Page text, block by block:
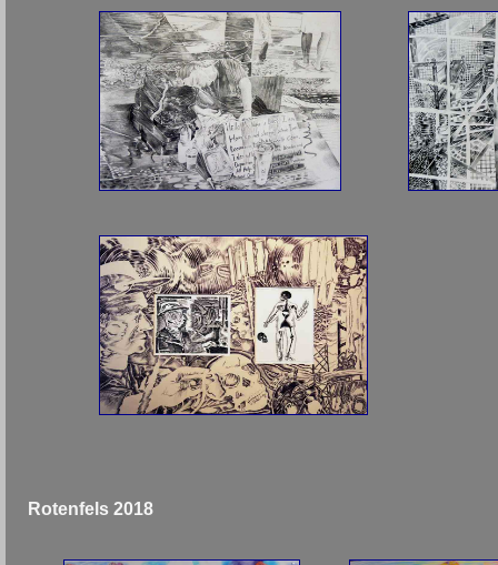
Rotenfels 2018